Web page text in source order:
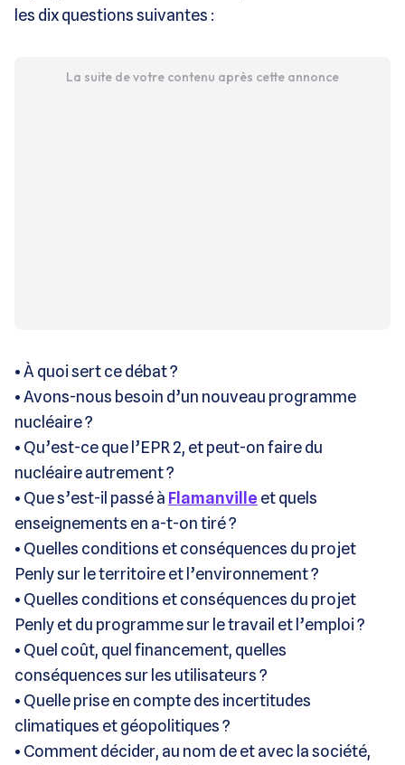
les dix questions suivantes :
La suite de votre contenu après cette annonce
•À quoi sert ce débat ?
•Avons-nous besoin d’un nouveau programme
nucléaire ?
• Qu’est-ce que l’EPR 2, et peut-on faire du
nucléaire autrement ?
• Que s’est-il passé à Flamanville et quels
enseignements en a-t-on tiré ?
• Quelles conditions et conséquences du projet
Penly sur le territoire et l’environnement ?
• Quelles conditions et conséquences du projet
Penly et du programme sur le travail et l’emploi ?
• Quel coût, quel financement, quelles
conséquences sur les utilisateurs ?
• Quelle prise en compte des incertitudes
climatiques et géopolitiques ?
• Comment décider, au nom de et avec la société,